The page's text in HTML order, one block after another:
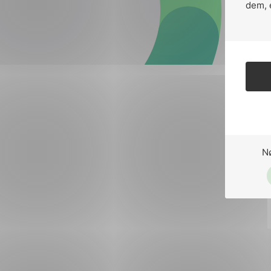
dem,
Forsvar og beredskap
Industri og automatisering
Lavspenning
Maritime elinstallasjoner